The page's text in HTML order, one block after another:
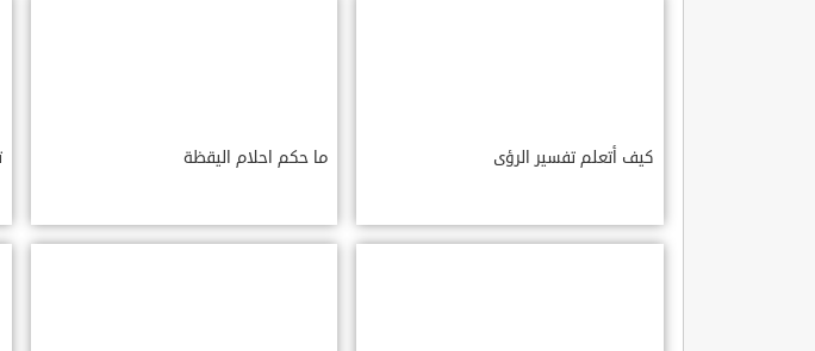
كيف أتعلم تفسير الرؤى ما حكم احلام اليقظة